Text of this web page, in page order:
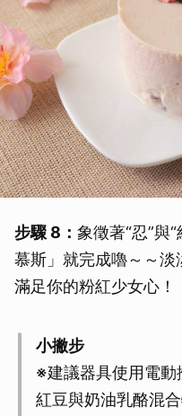
步驟 8： 象徵著“忍”與
慕斯」就完成嚕～～淡
滿足你的粉紅少女心！
小撇步
※建議器具使用電動
紅豆與奶油乳酪混